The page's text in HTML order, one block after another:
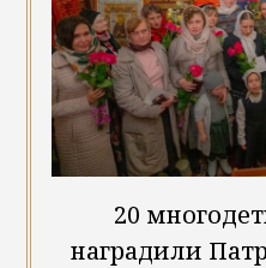
20
наградили